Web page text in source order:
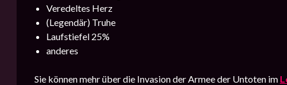
Veredeltes Herz
(Legendär) Truhe
Laufstiefel 25%
anderes
Sie können mehr über die Invasion der Armee der Untoten im